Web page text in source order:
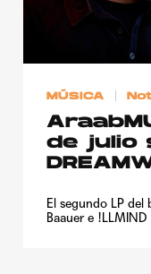
© 2015-2022
MÚSICA
de julio
El segundo LP
Baauer e !LLMIND